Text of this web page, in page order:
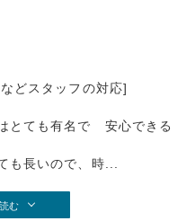
どスタッフの対応]
とても有名で 安心できる
長いので、時...
む